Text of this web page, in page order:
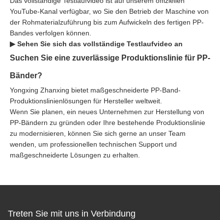
YouTube-Kanal verfügbar, wo Sie den Betrieb der Maschine von
der Rohmaterialzuführung bis zum Aufwickeln des fertigen PP-
Bandes verfolgen können.
▶ Sehen Sie sich das vollständige Testlaufvideo an
Suchen Sie eine zuverlässige Produktionslinie für PP-
Bänder?
Yongxing Zhanxing bietet maßgeschneiderte PP-Band-
Produktionslinienlösungen für Hersteller weltweit.
Wenn Sie planen, ein neues Unternehmen zur Herstellung von
PP-Bändern zu gründen oder Ihre bestehende Produktionslinie
zu modernisieren, können Sie sich gerne an unser Team
wenden, um professionellen technischen Support und
maßgeschneiderte Lösungen zu erhalten.
Treten Sie mit uns in Verbindung